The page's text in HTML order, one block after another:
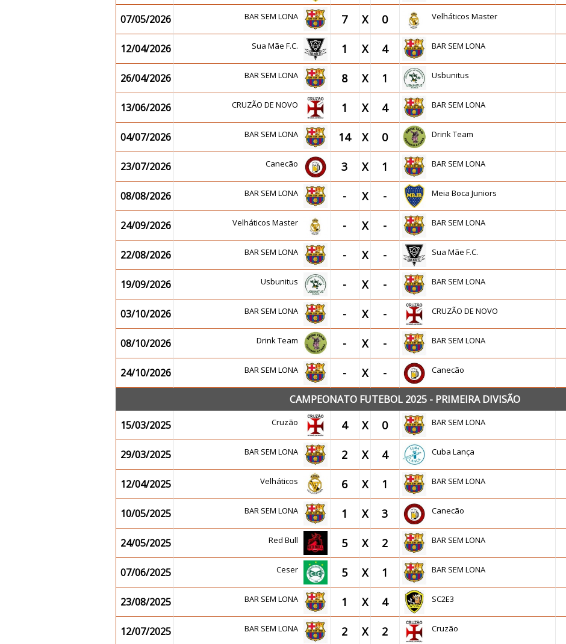
07/05/2026 BAR SEM LONA 7 X 0 Velháticos Master
12/04/2026 Sua Mãe F.C. 1 X 4 BAR SEM LONA
26/04/2026 BAR SEM LONA 8 X 1 Usbunitus
13/06/2026 CRUZÃO DE NOVO 1 X 4 BAR SEM LONA
04/07/2026 BAR SEM LONA 14 X 0 Drink Team
23/07/2026 Canecão 3 X 1 BAR SEM LONA
08/08/2026 BAR SEM LONA - X - Meia Boca Juniors
24/09/2026 Velháticos Master - X - BAR SEM LONA
22/08/2026 BAR SEM LONA - X - Sua Mãe F.C.
19/09/2026 Usbunitus - X - BAR SEM LONA
03/10/2026 BAR SEM LONA - X - CRUZÃO DE NOVO
08/10/2026 Drink Team - X - BAR SEM LONA
24/10/2026 BAR SEM LONA - X - Canecão
CAMPEONATO FUTEBOL 2025 - PRIMEIRA DIVISÃO
15/03/2025
Cruzão 4 X 0 BAR SEM LONA
29/03/2025 BAR SEM LONA 2 X 4 Cuba Lança
12/04/2025 Velháticos 6 X 1 BAR SEM LONA
10/05/2025 BAR SEM LONA 1 X 3 Canecão
24/05/2025 Red Bull 5 X 2 BAR SEM LONA
07/06/2025 Ceser 5 X 1 BAR SEM LONA
23/08/2025 BAR SEM LONA 1 X 4 SC2E3
12/07/2025 BAR SEM LONA 2 X 2 Cruzão